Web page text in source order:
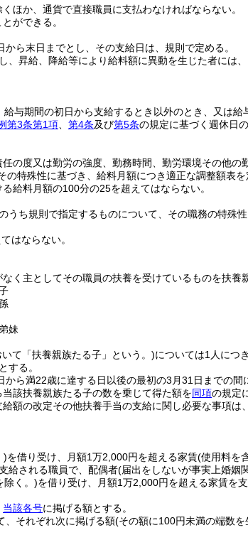
ほか、通貨で直接職員に支払わなければならない。
ができる。
から末日までとし、その支給日は、規則で定める。
、昇給、降給等により給料額に異動を生じた者には
与期間の初日から支給するとき以外のとき、又は給
第3条第1項 第4条及び第5条の規定に基づく週休日
の度又は勤労の強度、勤務時間、勤労環境その他の
特殊性に基づき、給料月額につき適正な調整額表を
給料月額の100分の25を超えてはならない。
うち規則で指定するものについて、その職務の特殊
はならない。
く主としてその職員の扶養を受けているものを扶養
妹
いて「扶養親族たる子」という。)については1人につ
する。
ら満22歳に達する日以後の最初の3月31日までの
該扶養親族たる子の数を乗じて得た額を同項の規定
額の改定その他扶養手当の支給に関し必要な事項は
)を借り受け、月額1万2,000円を超える家賃(使用料を
給される職員で、配偶者(届出をしないが事実上婚姻
除く。)を借り受け、月額1万2,000円を超える家賃を
当該各号に掲げる額とする。
それぞれ次に掲げる額(その額に100円未満の端数